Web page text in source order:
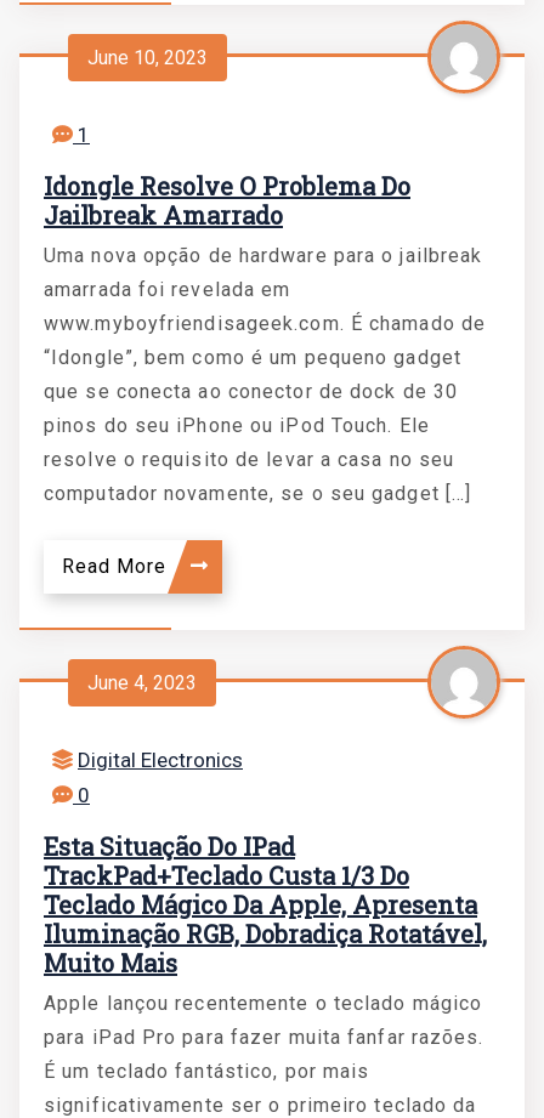
June 10, 2023
1
Idongle Resolve O Problema Do
Jailbreak Amarrado
Uma nova opção de hardware para o jailbreak
amarrada foi revelada em
www.myboyfriendisageek.com. É chamado de
“Idongle”, bem como é um pequeno gadget
que se conecta ao conector de dock de 30
pinos do seu iPhone ou iPod Touch. Ele
resolve o requisito de levar a casa no seu
computador novamente, se o seu gadget […]
Read More
June 4, 2023
Digital Electronics
0
Esta Situação Do IPad
TrackPad+teclado Custa 1/3 Do
Teclado Mágico Da Apple, Apresenta
Iluminação RGB, Dobradiça Rotatável,
Muito Mais
Apple lançou recentemente o teclado mágico
para iPad Pro para fazer muita fanfar razões.
É um teclado fantástico, por mais
significativamente ser o primeiro teclado da